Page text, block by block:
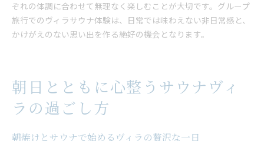
ぞれの体調に合わせて無理なく楽しむことが大切です。グループ
旅行でのヴィラサウナ体験は、日常では味わえない非日常感と、
かけがえのない思い出を作る絶好の機会となります。
朝日とともに心整うサウナヴィ
ラの過ごし方
朝焼けとサウナで始めるヴィラの贅沢な一日